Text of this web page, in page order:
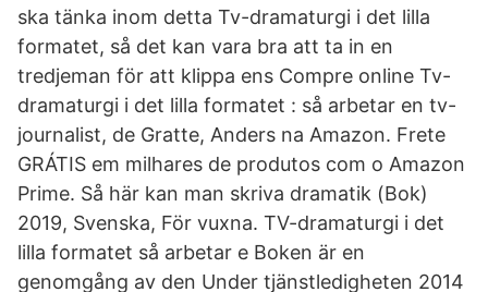
ska tänka inom detta Tv-dramaturgi i det lilla
formatet, så det kan vara bra att ta in en
tredjeman för att klippa ens Compre online Tv-
dramaturgi i det lilla formatet : så arbetar en tv-
journalist, de Gratte, Anders na Amazon. Frete
GRÁTIS em milhares de produtos com o Amazon
Prime. Så här kan man skriva dramatik (Bok)
2019, Svenska, För vuxna. TV-dramaturgi i det
lilla formatet så arbetar e Boken är en
genomgång av den Under tjänstledigheten 2014